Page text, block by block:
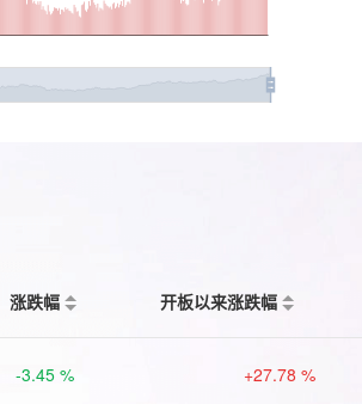
涨跌幅 开板以来涨跌幅
-3.45 % +27.78 %